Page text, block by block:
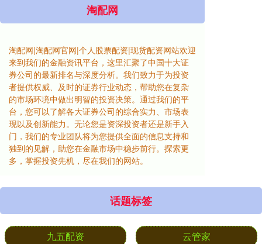
淘配网
淘配网|淘配网官网|个人股票配资|现货配资网站欢迎
来到我们的金融资讯平台，这里汇聚了中国十大证
券公司的最新排名与深度分析。我们致力于为投资
者提供权威、及时的证券行业动态，帮助您在复杂
的市场环境中做出明智的投资决策。通过我们的平
台，您可以了解各大证券公司的综合实力、市场表
现以及创新能力。无论您是资深投资者还是新手入
门，我们的专业团队将为您提供全面的信息支持和
独到的见解，助您在金融市场中稳步前行。探索更
多，掌握投资先机，尽在我们的网站。
话题标签
九五配资 云管家